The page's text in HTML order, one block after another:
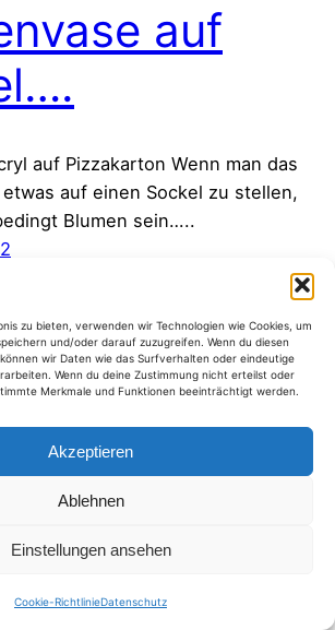
zu bieten, verwenden wir Technologien wie Cookies, um
und/oder darauf zuzugreifen. Wenn du diesen
wir Daten wie das Surfverhalten oder eindeutige
Wenn du deine Zustimmung nicht erteilst oder
Merkmale und Funktionen beeinträchtigt werden.
Akzeptieren
Ablehnen
Einstellungen ansehen
Cookie-RichtlinieDatenschutz
auf
auf Pizzakarton Wenn man das
auf einen Sockel zu stellen,
Blumen sein…..